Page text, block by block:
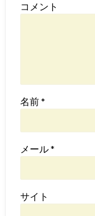
コメント
名前*
メール*
サイト